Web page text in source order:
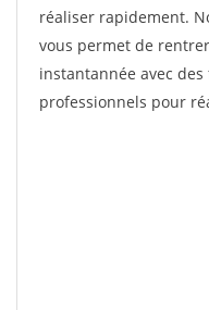
réaliser rapidement.
vous permet de
instantannée avec
professionnels pour